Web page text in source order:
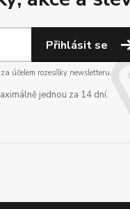
Přihlásit se
za účelem rozesílky newsletteru.
jednou za 14 dní.